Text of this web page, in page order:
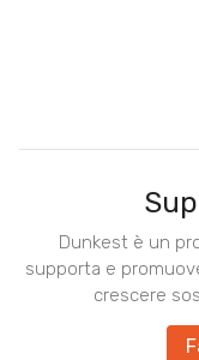
Dunkest è un
supporta e
crescere